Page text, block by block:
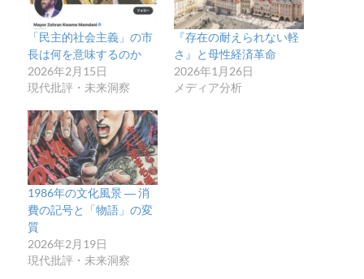
「民主的社会主義」の市
長は何を意味するのか
2026年2月15日
現代批評・未来洞察
『存在の耐えられない軽
さ』と母性経済革命
2026年1月26日
メディア分析
1986年の文化風景 ― 消
費の記号と「物語」の変
質
2026年2月19日
現代批評・未来洞察